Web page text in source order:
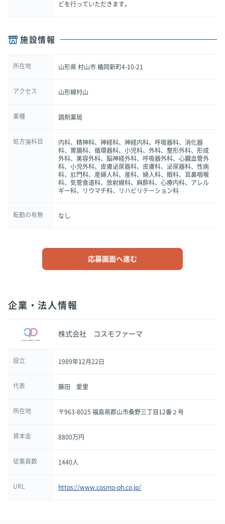
どを行っていただきます。
施設情報
所在地 山形県 村山市 楯岡新町4-10-21
アクセス 山形線村山
業種 調剤薬局
処方箋科目
内科、精神科、神経科、神経内科、呼吸器科、消化器
科、胃腸科、循環器科、小児科、外科、整形外科、形成
外科、美容外科、脳神経外科、呼吸器外科、心臓血管外
科、小児外科、皮膚泌尿器科、皮膚科、泌尿器科、性病
科、肛門科、産婦人科、産科、婦人科、眼科、耳鼻咽喉
科、気管食道科、放射線科、麻酔科、心療内科、アレル
ギー科、リウマチ科、リハビリテーション科
転勤の有無 なし
応募画面へ進む
企業・法人情報
株式会社 コスモファーマ
設立 1989年12月22日
代表 藤田 愛里
所在地 〒963-8025 福島県郡山市桑野三丁目12番２号
資本金 8800万円
従業員数 1440人
URL https://www.cosmo-ph.co.jp/